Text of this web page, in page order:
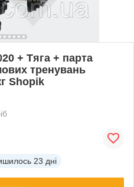
+ Тяга + парта
тренувань
Shopik
23 дні